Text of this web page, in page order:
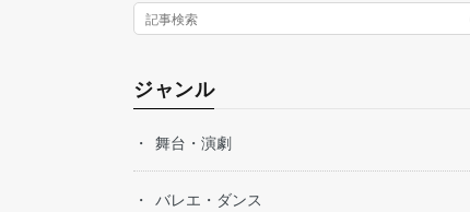
ジャンル
舞台・演劇
バレエ・ダンス